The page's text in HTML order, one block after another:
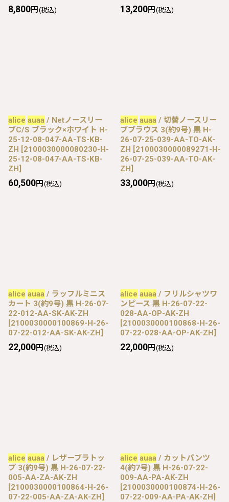
8,800円 (税込) 13,200円 (税込)
alice auaa / Netノースリー
ブC/S ブラック×ホワイト H-
25-12-08-047-AA-TS-KB-
ZH [2100030000080230-H-
25-12-08-047-AA-TS-KB-
ZH]
60,500円 (税込)
alice auaa / 切替ノースリー
ブブラウス 3(約9号) 黒 H-
26-07-25-039-AA-TO-AK-
ZH [2100030000089271-H-
26-07-25-039-AA-TO-AK-
ZH]
33,000円 (税込)
alice auaa / ラッフルミニス
カート 3(約9号) 黒 H-26-07-
22-012-AA-SK-AK-ZH
[2100030000100869-H-26-
07-22-012-AA-SK-AK-ZH]
22,000円 (税込)
alice auaa / フリルシャツワ
ンピース 黒 H-26-07-22-
028-AA-OP-AK-ZH
[2100030000100868-H-26-
07-22-028-AA-OP-AK-ZH]
22,000円 (税込)
alice auaa / レザーブラトッ
プ 3(約9号) 黒 H-26-07-22-
005-AA-ZA-AK-ZH
[2100030000100864-H-26-
07-22-005-AA-ZA-AK-ZH]
alice auaa / カットパンツ
4(約7号) 黒 H-26-07-22-
009-AA-PA-AK-ZH
[2100030000100874-H-26-
07-22-009-AA-PA-AK-ZH]